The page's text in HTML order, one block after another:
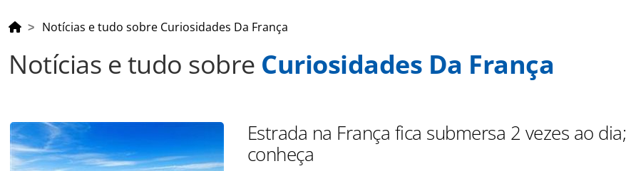
Notícias e tudo sobre Curiosidades Da França
Notícias e tudo sobre Curiosidades Da França
Estrada na França fica submersa 2 vezes ao dia;
conheça